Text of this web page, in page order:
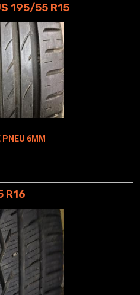
195/55 R15
PNEU 6MM
R16